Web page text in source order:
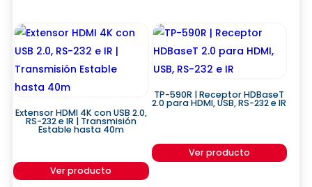
Extensor HDMI 4K con USB 2.0,
RS-232 e IR | Transmisión
Estable hasta 40m
Ver producto
TP-590R | Receptor HDBaseT
2.0 para HDMI, USB, RS-232 e IR
Ver producto